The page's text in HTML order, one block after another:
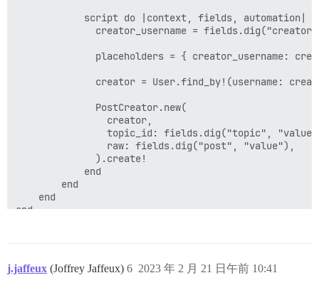
            script do |context, fields, automation|
creator_username =
placeholders = { creator_username:
creator = User.find_by!(username:
              PostCreator.new(
                creator,
topic_id: fields.dig("topic",
                raw: fields.dig("post", "value"),
              ).create!
            end
        end
    end
j.jaffeux (Joffrey Jaffeux) 2023 年 2 月 21 日午前 10:41
6